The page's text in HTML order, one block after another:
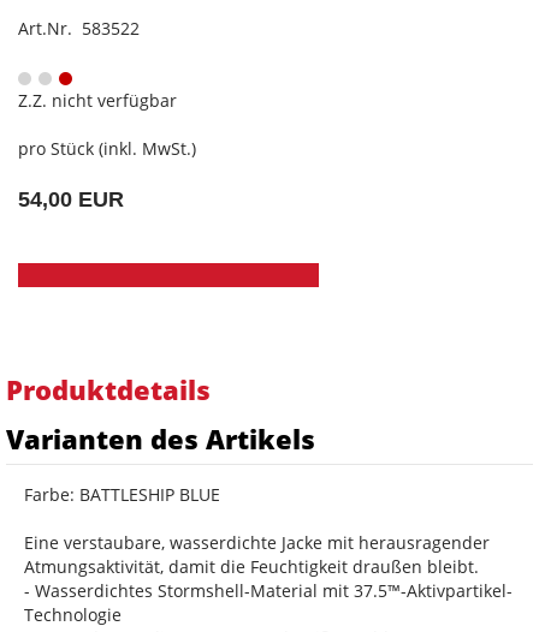
Art.Nr. 583522
Z.Z. nicht verfügbar
pro Stück (inkl. MwSt.)
54,00 EUR
Produktdetails
Varianten des Artikels
Farbe: BATTLESHIP BLUE
Eine verstaubare, wasserdichte Jacke mit herausragender
Atmungsaktivität, damit die Feuchtigkeit draußen bleibt.
- Wasserdichtes Stormshell-Material mit 37.5™-Aktivpartikel-
Technologie